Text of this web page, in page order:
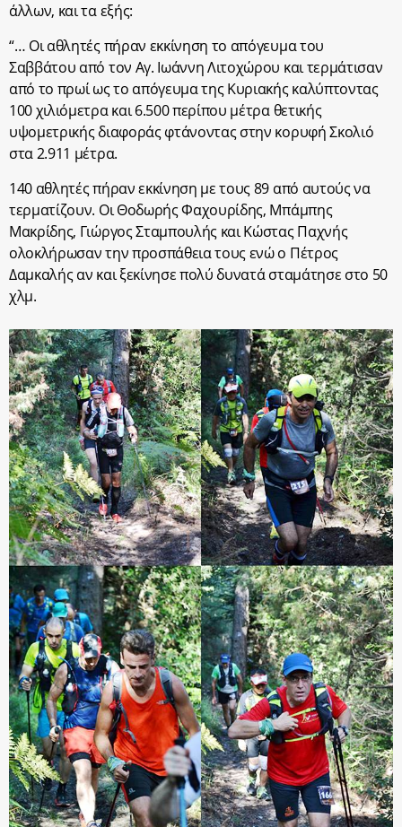
άλλων, και τα εξής:
“… Οι αθλητές πήραν εκκίνηση το απόγευμα του
Σαββάτου από τον Αγ. Ιωάννη Λιτοχώρου και τερμάτισαν
από το πρωί ως το απόγευμα της Κυριακής καλύπτοντας
100 χιλιόμετρα και 6.500 περίπου μέτρα θετικής
υψομετρικής διαφοράς φτάνοντας στην κορυφή Σκολιό
στα 2.911 μέτρα.
140 αθλητές πήραν εκκίνηση με τους 89 από αυτούς να
τερματίζουν. Οι Θοδωρής Φαχουρίδης, Μπάμπης
Μακρίδης, Γιώργος Σταμπουλής και Κώστας Παχνής
ολοκλήρωσαν την προσπάθεια τους ενώ ο Πέτρος
Δαμκαλής αν και ξεκίνησε πολύ δυνατά σταμάτησε στο 50
χλμ.